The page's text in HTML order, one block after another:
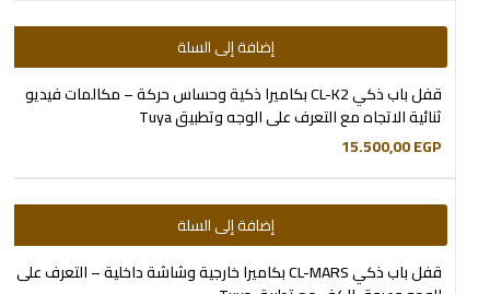
إضافة إلى السلة
قفل باب ذكي CL-K2 بكاميرا ذكية وحساس حركة – مكالمات فيديو
ثنائية الاتجاه مع التعرف على الوجه وتطبيق Tuya
15.500,00EGP
إضافة إلى السلة
قفل باب ذكي CL-MARS بكاميرا خارجية وشاشة داخلية – التعرف على